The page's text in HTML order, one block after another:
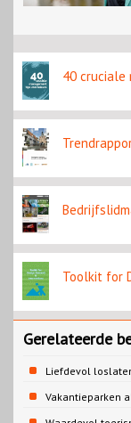
40 cruciale
Toolkit for
Gerelateerde
Liefdevol
samenwerking
Vakantieparken
of een zegen?